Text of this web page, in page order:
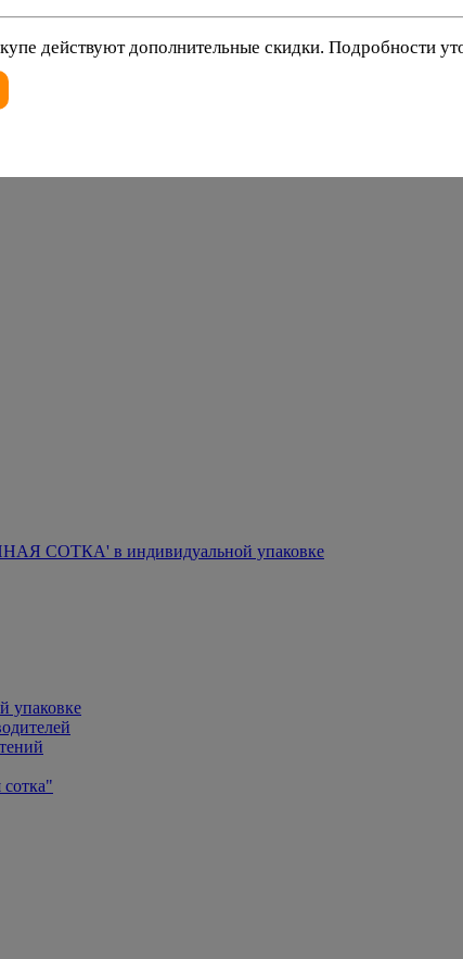
баки
СОТКА' в индивидуальной упаковке
упаковке
действуют дополнительные скидки. Подробности